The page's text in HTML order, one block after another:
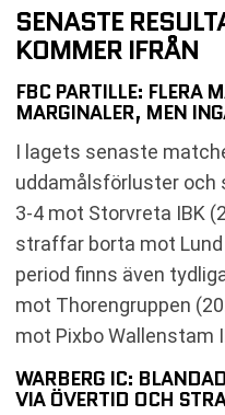
SENASTE
KOMMER IFRÅN
FBC PARTILLE: FLERA
MARGINALER, MEN
I lagets senaste
uddamålsförluster och
3-4 mot Storvreta IBK
straffar borta mot
period finns även
mot Thorengruppen
mot Pixbo Wallenstam
WARBERG IC:
VIA ÖVERTID OCH